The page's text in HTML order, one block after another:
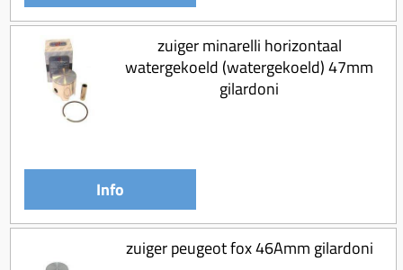
zuiger minarelli horizontaal
watergekoeld (watergekoeld) 47mm
gilardoni
Info
zuiger peugeot fox 46Amm gilardoni